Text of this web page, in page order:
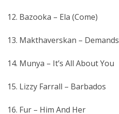
12. Bazooka – Ela (Come)
13. Makthaverskan – Demands
14. Munya – It’s All About You
15. Lizzy Farrall – Barbados
16. Fur – Him And Her